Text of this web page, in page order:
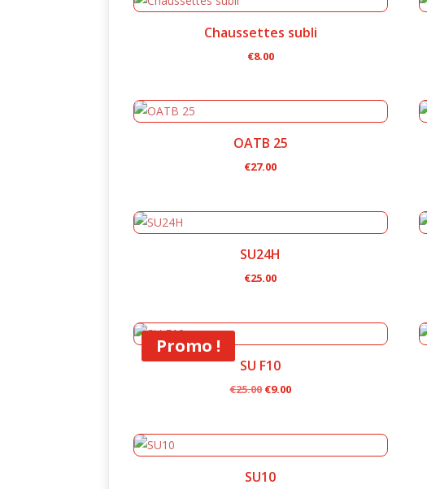
au
plus
Chaussettes subli
€8.00
OATB 25
€27.00
SU24H
€25.00
Promo !
SU F10
€25.00Le
initial
€25.00.
€9.00Le
actuel
SU10